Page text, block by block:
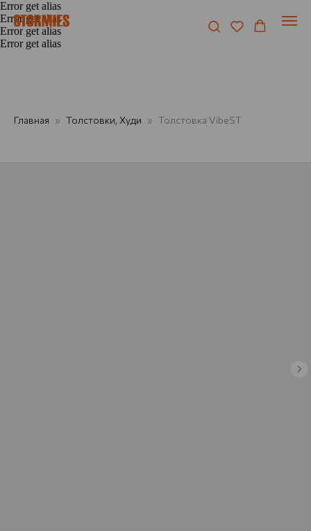
Error get alias
Error get alias
Error get alias
Error get alias
Главная Толстовки, Худи Толстовка VibeST